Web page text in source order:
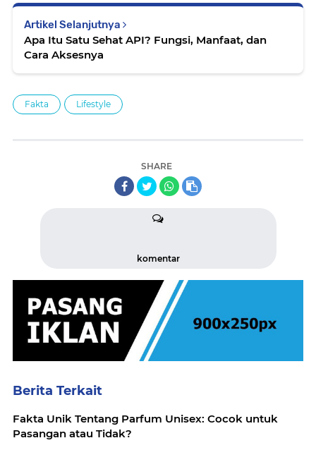
Artikel Selanjutnya
Apa Itu Satu Sehat API? Fungsi, Manfaat, dan
Cara Aksesnya
Fakta Lifestyle
SHARE
komentar
Berita Terkait
Fakta Unik Tentang Parfum Unisex: Cocok untuk
Pasangan atau Tidak?